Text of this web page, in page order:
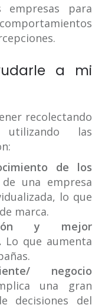
para
a mi
recolectando
las
de los
una empresa
lo que
marca.
y mejor
Lo que aumenta
negocio
una gran
decisiones del